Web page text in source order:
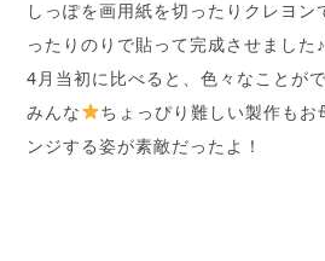
しっぽを画用紙を切ったりクレヨン
ったりのりで貼って完成させました♪
4月当初に比べると、色々なことが
みんな
ちょっぴり難しい製作もお
ンジする姿が素敵だったよ！